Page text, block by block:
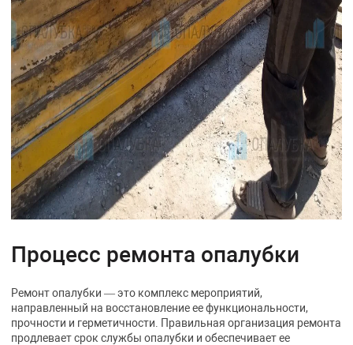
Процесс ремонта опалубки
Ремонт опалубки — это комплекс мероприятий,
направленный на восстановление ее функциональности,
прочности и герметичности. Правильная организация ремонта
продлевает срок службы опалубки и обеспечивает ее